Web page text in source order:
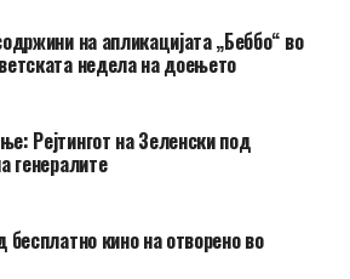
на апликацијата „Беббо“ во
недела на доењето
Рејтингот на Зеленски под
генералите
бесплатно кино на отворено во